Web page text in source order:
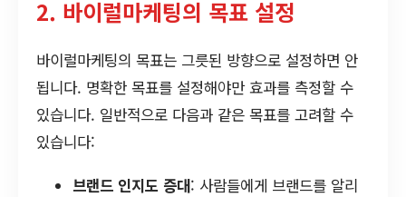
2. 바이럴마케팅의 목표 설정
바이럴마케팅의 목표는 그릇된 방향으로 설정하면 안
됩니다. 명확한 목표를 설정해야만 효과를 측정할 수
있습니다. 일반적으로 다음과 같은 목표를 고려할 수
있습니다:
브랜드 인지도 증대: 사람들에게 브랜드를 알리